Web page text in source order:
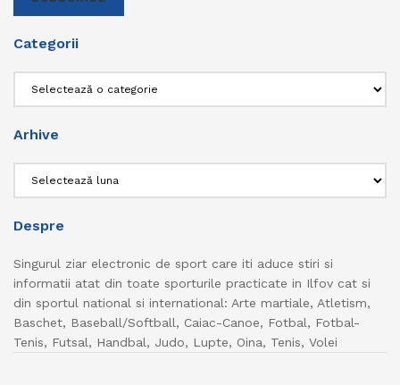
Categorii
Arhive
Despre
Singurul ziar electronic de sport care iti aduce stiri si
informatii atat din toate sporturile practicate in Ilfov cat si
din sportul national si international: Arte martiale, Atletism,
Baschet, Baseball/Softball, Caiac-Canoe, Fotbal, Fotbal-
Tenis, Futsal, Handbal, Judo, Lupte, Oina, Tenis, Volei